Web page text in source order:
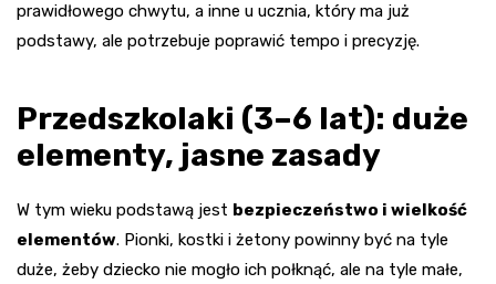
prawidłowego chwytu, a inne u ucznia, który ma już
podstawy, ale potrzebuje poprawić tempo i precyzję.
Przedszkolaki (3–6 lat): duże
elementy, jasne zasady
W tym wieku podstawą jest bezpieczeństwo i wielkość
elementów. Pionki, kostki i żetony powinny być na tyle
duże, żeby dziecko nie mogło ich połknąć, ale na tyle małe,